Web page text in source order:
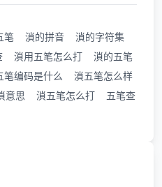
笔 溑的拼音
溑的字符集
溑用五笔怎么打
溑的五笔
笔编码是什么
溑五笔怎么样
意思 溑五笔怎么打
五笔查